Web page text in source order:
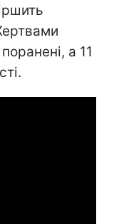
а 11